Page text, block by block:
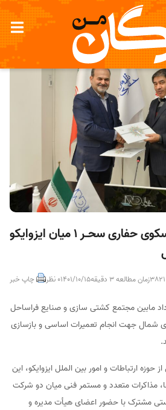
عقد قرارداد بازسازی سکوی حفاری سحـر 1 میان ایزوایکو
زمان مطالعه 3 دقیقه 1401/10/150 نظر چاپ خبر
با عقد قرارداد مابین مجتمع کشتی سازی و صنایع فراساحل
شمال جهت انجام تعمیرات اساسی و بازسازی
ارتباطات و امور بین الملل ایزوایکو، این
مذاکرات متعدد و مستمر فنی میان دو شرکت
مشترک با حضور اعضای هیأت مدیره و